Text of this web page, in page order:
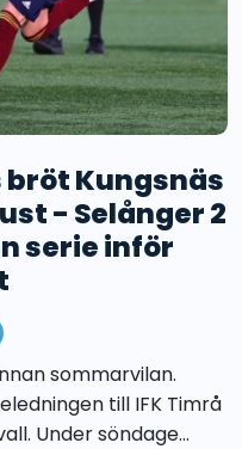
bröt Kungsnäs
- Selånger 2
serie inför
sommarvilan.
till IFK Timrå
Under söndage...